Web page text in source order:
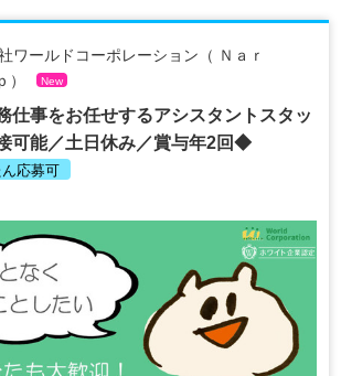
ワールドコーポレーション（ Ｎａｒ
）
New
仕事をお任せするアシスタントスタッ
可能／土日休み／賞与年2回◆
応募可